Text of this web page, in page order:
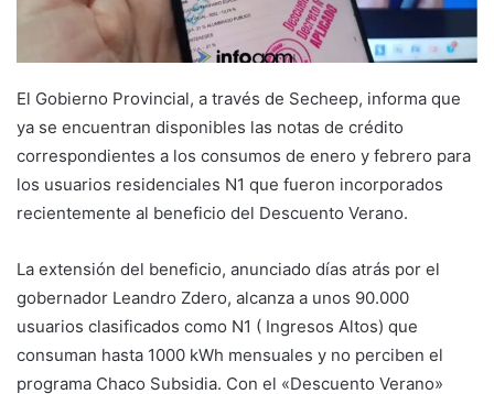
El Gobierno Provincial, a través de Secheep, informa que
ya se encuentran disponibles las notas de crédito
correspondientes a los consumos de enero y febrero para
los usuarios residenciales N1 que fueron incorporados
recientemente al beneficio del Descuento Verano.
La extensión del beneficio, anunciado días atrás por el
gobernador Leandro Zdero, alcanza a unos 90.000
usuarios clasificados como N1 ( Ingresos Altos) que
consuman hasta 1000 kWh mensuales y no perciben el
programa Chaco Subsidia. Con el «Descuento Verano»